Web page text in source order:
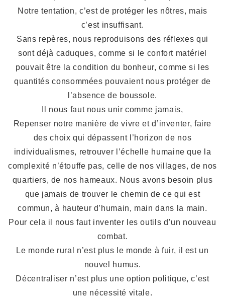
Notre tentation, c’est de protéger les nôtres, mais
c’est insuffisant.
Sans repères, nous reproduisons des réflexes qui
sont déjà caduques, comme si le confort matériel
pouvait être la condition du bonheur, comme si les
quantités consommées pouvaient nous protéger de
l’absence de boussole.
Il nous faut nous unir comme jamais,
Repenser notre manière de vivre et d’inventer, faire
des choix qui dépassent l’horizon de nos
individualismes, retrouver l’échelle humaine que la
complexité n’étouffe pas, celle de nos villages, de nos
quartiers, de nos hameaux. Nous avons besoin plus
que jamais de trouver le chemin de ce qui est
commun, à hauteur d’humain, main dans la main.
Pour cela il nous faut inventer les outils d’un nouveau
combat.
Le monde rural n’est plus le monde à fuir, il est un
nouvel humus.
Décentraliser n’est plus une option politique, c’est
une nécessité vitale.